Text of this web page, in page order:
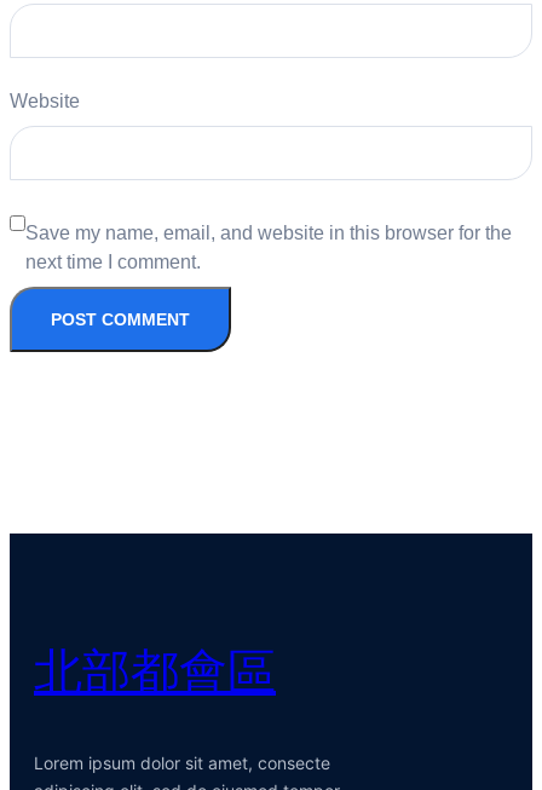
Website
Save my name, email, and website in this browser for the
next time I comment.
北部都會區
Lorem ipsum dolor sit amet, consecte